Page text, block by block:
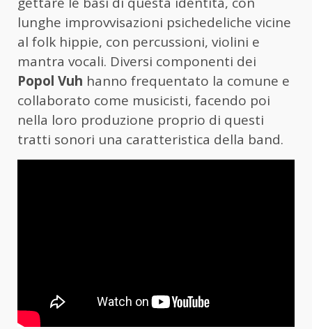
lunghe improvvisazioni psichedeliche vicine
al folk hippie, con percussioni, violini e
mantra vocali. Diversi componenti dei
Popol Vuh hanno frequentato la comune e
collaborato come musicisti, facendo poi
nella loro produzione proprio di questi
tratti sonori una caratteristica della band.